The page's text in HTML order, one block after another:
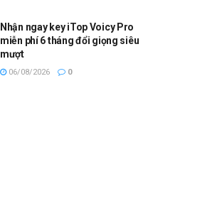
Nhận ngay key iTop Voicy Pro
miễn phí 6 tháng đổi giọng siêu
mượt
06/08/2026 0